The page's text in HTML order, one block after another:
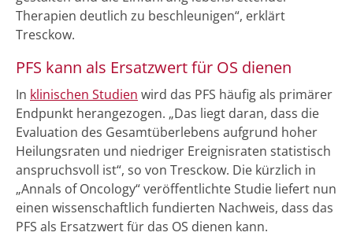
Therapien deutlich zu beschleunigen“, erklärt
Tresckow.
PFS kann als Ersatzwert für OS dienen
In klinischen Studien wird das PFS häufig als primärer
Endpunkt herangezogen. „Das liegt daran, dass die
Evaluation des Gesamtüberlebens aufgrund hoher
Heilungsraten und niedriger Ereignisraten statistisch
anspruchsvoll ist“, so von Tresckow. Die kürzlich in
„Annals of Oncology“ veröffentlichte Studie liefert nun
einen wissenschaftlich fundierten Nachweis, dass das
PFS als Ersatzwert für das OS dienen kann.